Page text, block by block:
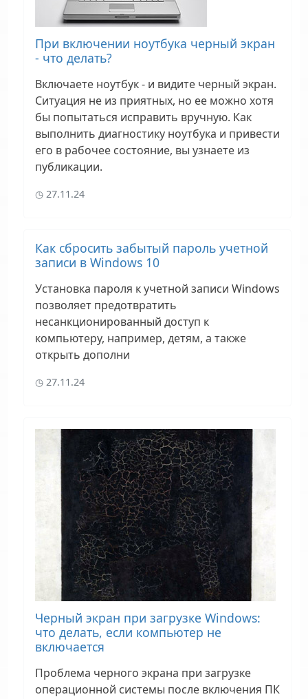
При включении ноутбука черный экран
- что делать?
Включаете ноутбук - и видите черный экран.
Ситуация не из приятных, но ее можно хотя
бы попытаться исправить вручную. Как
выполнить диагностику ноутбука и привести
его в рабочее состояние, вы узнаете из
публикации.
27.11.24
Как сбросить забытый пароль учетной
записи в Windows 10
Установка пароля к учетной записи Windows
позволяет предотвратить
несанкционированный доступ к
компьютеру, например, детям, а также
открыть дополни
27.11.24
Черный экран при загрузке Windows:
что делать, если компьютер не
включается
Проблема черного экрана при загрузке
операционной системы после включения ПК